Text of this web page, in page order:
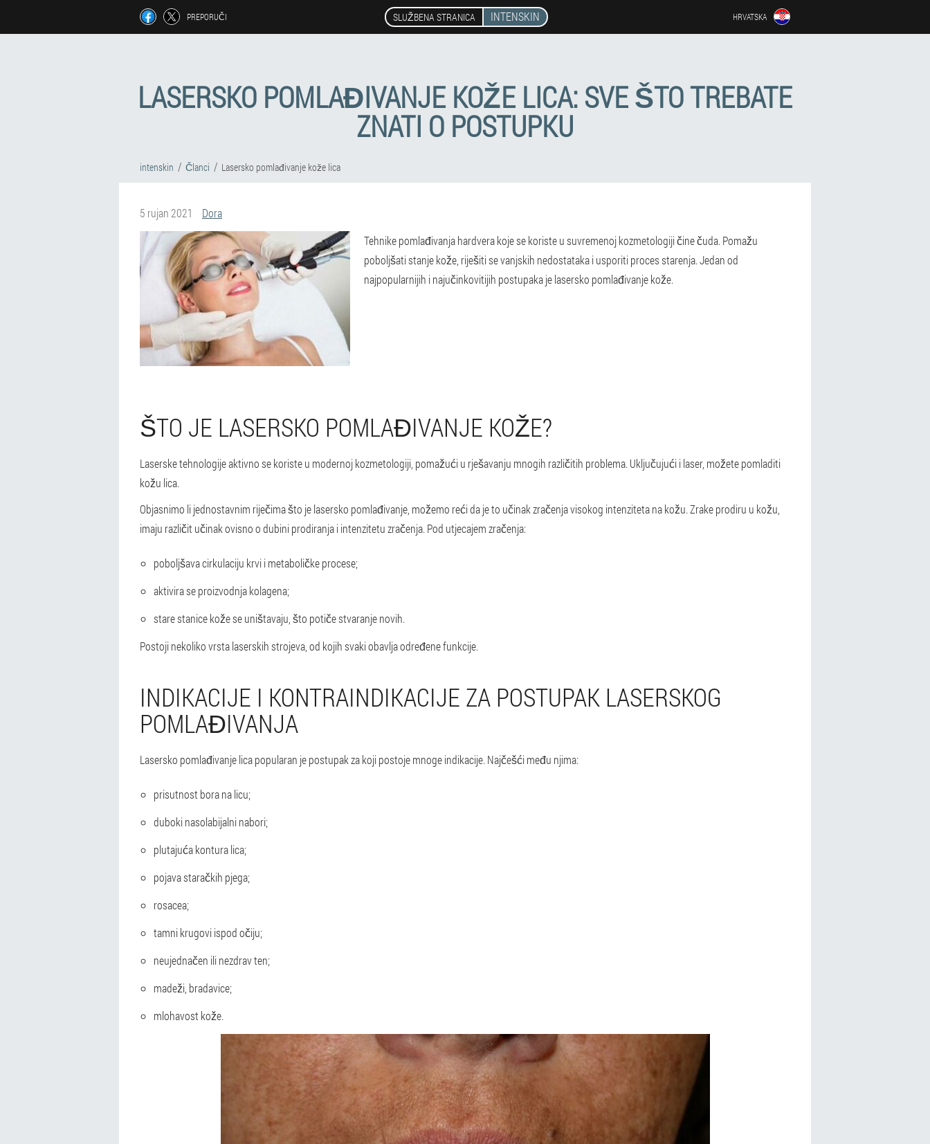
PREPORUČI SLUŽBENA STRANICA INTENSKIN HRVATSKA
LASERSKO POMLAĐIVANJE KOŽE LICA: SVE ŠTO TREBATE
ZNATI O POSTUPKU
intenskin Članci Lasersko pomlađivanje kože lica
5 rujan 2021
Dora
Tehnike pomlađivanja hardvera koje se koriste u suvremenoj kozmetologiji čine čuda. Pomažu
poboljšati stanje kože, riješiti se vanjskih nedostataka i usporiti proces starenja. Jedan od
najpopularnijih i najučinkovitijih postupaka je lasersko pomlađivanje kože.
ŠTO JE LASERSKO POMLAĐIVANJE KOŽE?
Laserske tehnologije aktivno se koriste u modernoj kozmetologiji, pomažući u rješavanju mnogih različitih problema. Uključujući i laser, možete pomladiti
kožu lica.
Objasnimo li jednostavnim riječima što je lasersko pomlađivanje, možemo reći da je to učinak zračenja visokog intenziteta na kožu. Zrake prodiru u kožu,
imaju različit učinak ovisno o dubini prodiranja i intenzitetu zračenja. Pod utjecajem zračenja:
poboljšava cirkulaciju krvi i metaboličke procese;
aktivira se proizvodnja kolagena;
stare stanice kože se uništavaju, što potiče stvaranje novih.
Postoji nekoliko vrsta laserskih strojeva, od kojih svaki obavlja određene funkcije.
INDIKACIJE I KONTRAINDIKACIJE ZA POSTUPAK LASERSKOG
POMLAĐIVANJA
Lasersko pomlađivanje lica popularan je postupak za koji postoje mnoge indikacije. Najčešći među njima:
prisutnost bora na licu;
duboki nasolabijalni nabori;
plutajuća kontura lica;
pojava staračkih pjega;
rosacea;
tamni krugovi ispod očiju;
neujednačen ili nezdrav ten;
madeži, bradavice;
mlohavost kože.